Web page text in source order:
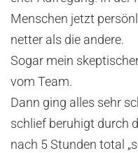
Menschen jetzt
netter als die andere.
Sogar mein
vom Team.
Dann ging alles sehr
schlief beruhigt durch
nach 5 Stunden total